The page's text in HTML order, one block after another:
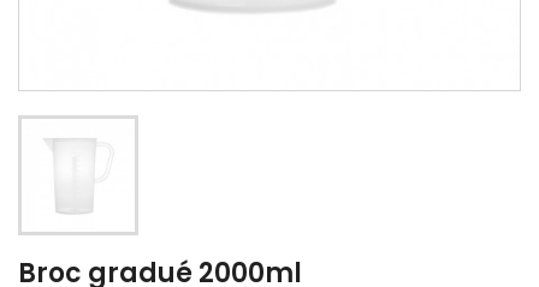
Broc gradué 2000ml